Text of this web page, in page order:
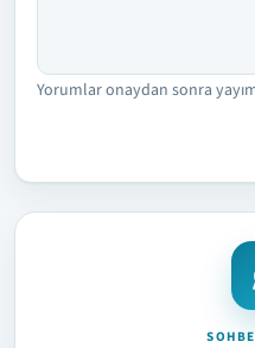
Yorumlar onaydan sonra